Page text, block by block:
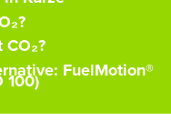
FuelMotion®
100)